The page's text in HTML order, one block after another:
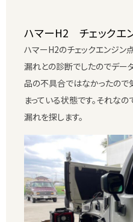
ハマーH2 チェックエ
ハマーH2のチェックエンジン
漏れとの診断でしたのでデー
品の不具合ではなかったので
まっている状態です。それな
漏れを探します。